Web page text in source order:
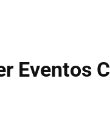
Eventos